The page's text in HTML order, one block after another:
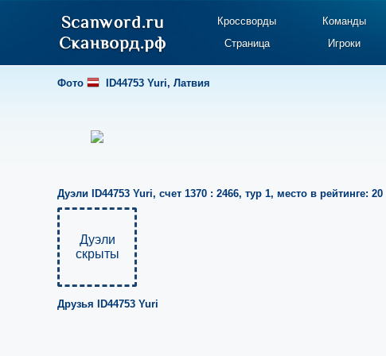
Кроссворды Команды
Страница
Игроки
Фото ID44753 Yuri, Латвия
Дуэли ID44753 Yuri, счет 1370 : 2466, тур 1, место в рейтинге: 20
Дуэли
скрыты
Друзья ID44753 Yuri